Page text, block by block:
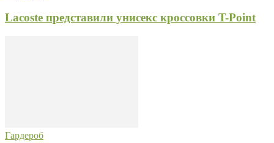
Lacoste представили унисекс кроссовки T-Point
Гардероб